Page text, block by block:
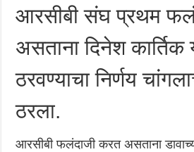
आरसीबी संघ प्रथम
असताना दिनेश कार्तिक
ठरवण्याचा निर्णय
ठरला.
आरसीबी फलंदाजी करत असताना